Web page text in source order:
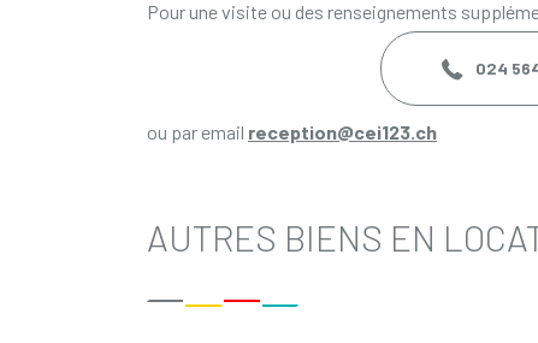
Pour une visite ou des renseignements
024 564
ou par email reception@cei123.ch
AUTRES BIENS EN